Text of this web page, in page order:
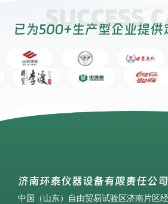
济南环泰仪器设备有限责任公司
中国（山东）自由贸易试验区济南片区